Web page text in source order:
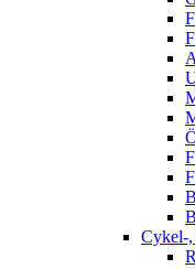
Cykel-,